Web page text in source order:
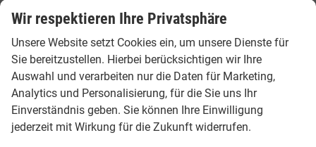
Garantiebedingungen und Fahrzeugdetails
transparent vor dem Kauf.
Für Stadtfahrer:VW Polo, VW Golf, VW
ID.3
Für Familien: VW Tiguan, VW Passat
Variant, VW Touran, VW Caddy
Wir respektieren Ihre Privatsphäre
Unsere Website setzt Cookies ein, um unsere Dienste für
Sie bereitzustellen. Hierbei berücksichtigen wir Ihre
Auswahl und verarbeiten nur die Daten für Marketing,
Analytics und Personalisierung, für die Sie uns Ihr
Einverständnis geben. Sie können Ihre Einwilligung
jederzeit mit Wirkung für die Zukunft widerrufen.